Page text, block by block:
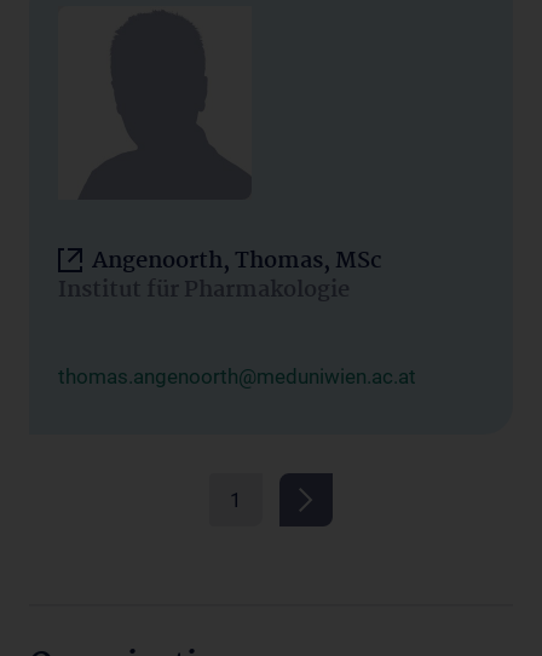
Angenoorth, Thomas, MSc
Institut für Pharmakologie
thomas.angenoorth@meduniwien.ac.at
1